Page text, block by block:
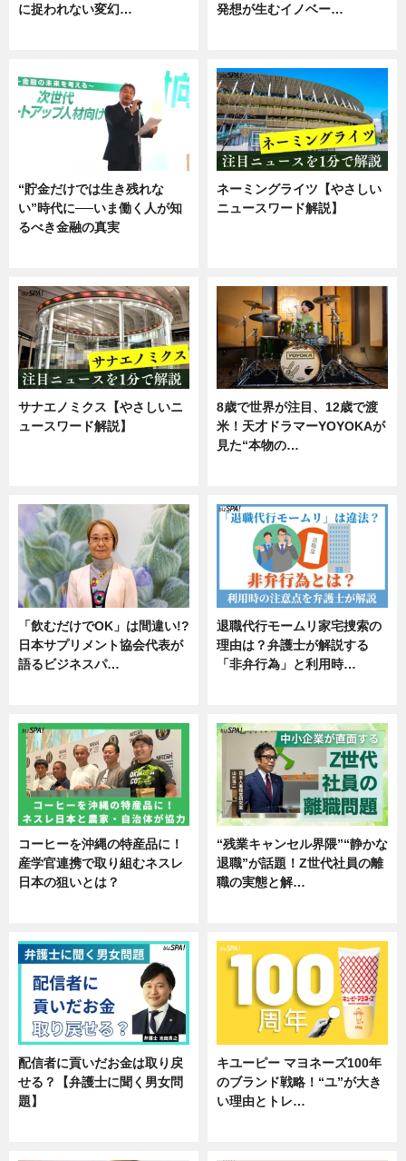
に捉われない変幻…
発想が生むイノベー…
“貯金だけでは生き残れな
い”時代に──いま働く人が知
るべき金融の真実
ネーミングライツ【やさしい
ニュースワード解説】
サナエノミクス【やさしいニ
ュースワード解説】
8歳で世界が注目、12歳で渡
米！天才ドラマーYOYOKAが
見た“本物の…
「飲むだけでOK」は間違い!?
日本サプリメント協会代表が
語るビジネスパ…
退職代行モームリ家宅捜索の
理由は？弁護士が解説する
「非弁行為」と利用時…
コーヒーを沖縄の特産品に！
産学官連携で取り組むネスレ
日本の狙いとは？
“残業キャンセル界隈”“静かな
退職”が話題！Z世代社員の離
職の実態と解…
配信者に貢いだお金は取り戻
せる？【弁護士に聞く男女問
題】
キユーピー マヨネーズ100年
のブランド戦略！“ユ”が大き
い理由とトレ…